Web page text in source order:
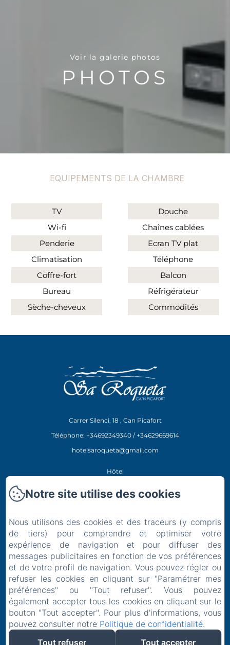
Voir la galerie photos
PHOTOS
EQUIPEMENTS DE LA CHAMBRE
TV
Wi-fi
Penderie
Climatisation
Coffre-fort
Bureau
Sèche-cheveux
Douche
Chaînes cablées
Ecran TV plat
Téléphone
Balcon
Réfrigérateur
Commodités
Carrer Silenci, 18 , Can Picafort
Téléphone: +34692349340 / +34629669614
hotelsaroqueta@gmail.com
Hôtel
Expériences
Contact
Politique de confidentialité
Informations légales
Informations sur les cookies
FR IT DE
Notre site utilise des cookies
Nous utilisons des cookies et des traceurs (y compris
de tiers) pour comprendre et optimiser votre
expérience de navigation et pour diffuser des
messages publicitaires en fonction de vos préférences
et de votre profil de navigation. Vous pouvez régler ou
refuser les cookies en cliquant sur "Paramétrer mes
préférences" ou "Tout refuser". Vous pouvez
également accepter tous les cookies en cliquant sur le
bouton "Tout accepter". Pour plus d'informations, vous
pouvez consulter notre Politique de confidentialité.
Tout refuser
Tout accepter